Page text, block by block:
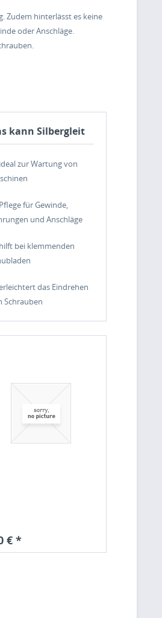
Zudem hinterlässt es keine
oder Anschläge.
kann Silbergleit
zur Wartung von
für Gewinde,
und Anschläge
bei klemmenden
das Eindrehen
Schrauben
€ *